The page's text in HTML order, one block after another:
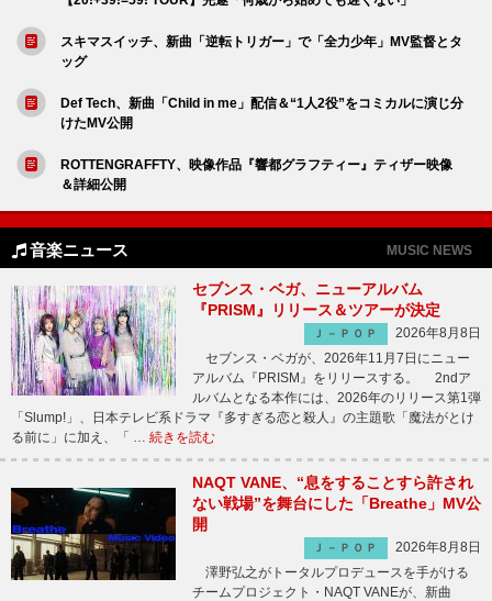
スキマスイッチ、新曲「逆転トリガー」で「全力少年」MV監督とタ
ッグ
Def Tech、新曲「Child in me」配信＆“1人2役”をコミカルに演じ分
けたMV公開
ROTTENGRAFFTY、映像作品『響都グラフティー』ティザー映像
＆詳細公開
音楽ニュース MUSIC NEWS
セブンス・ベガ、ニューアルバム
『PRISM』リリース＆ツアーが決定
Ｊ－ＰＯＰ
2026年8月8日
セブンス・ベガが、2026年11月7日にニュー
アルバム『PRISM』をリリースする。 2ndア
ルバムとなる本作には、2026年のリリース第1弾
「Slump!」、日本テレビ系ドラマ『多すぎる恋と殺人』の主題歌「魔法がとけ
る前に」に加え、「 … 続きを読む
NAQT VANE、“息をすることすら許され
ない戦場”を舞台にした「Breathe」MV公
開
Ｊ－ＰＯＰ
2026年8月8日
澤野弘之がトータルプロデュースを手がける
チームプロジェクト・NAQT VANEが、新曲